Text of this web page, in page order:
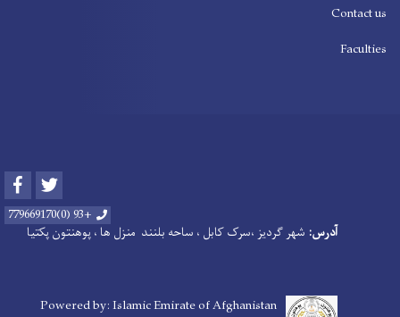
Contact us
Faculties
Facebook
+93 (0)779669170
آدرس: شهر گردیز ،سرک کابل ، ساحه بلنند منزل ها ، پوهنتون پکتیا
Powered by: Islamic Emirate of Afghanistan